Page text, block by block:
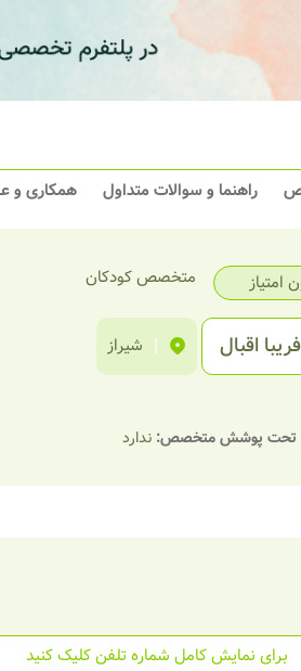
راهنما و سوالات متداول همکاری و
امتیاز متخصص کودکان
اقبال | شیراز
تحت پوشش متخصص:ندارد
برای نمایش کامل شماره تلفن کلیک کنید